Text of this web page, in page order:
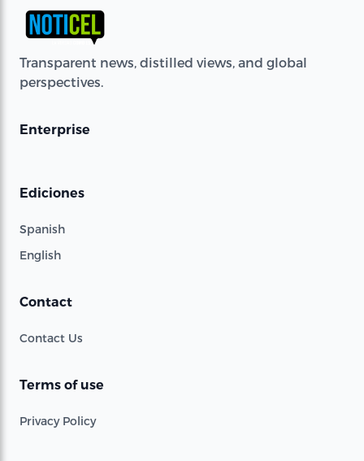
Transparent news, distilled views, and global
perspectives.
Enterprise
Ediciones
Spanish
English
Contact
Contact Us
Terms of use
Privacy Policy